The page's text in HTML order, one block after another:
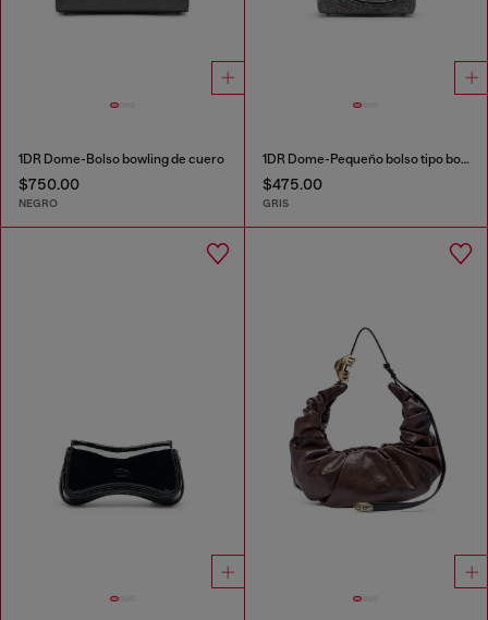
1DR Dome-Bolso bowling de cuero
$750.00
NEGRO
1DR Dome-Pequeño bolso tipo bowling en denim lavado
$475.00
GRIS